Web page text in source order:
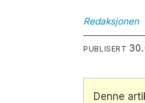
Redaksjonen
PUBLISERT
Denne